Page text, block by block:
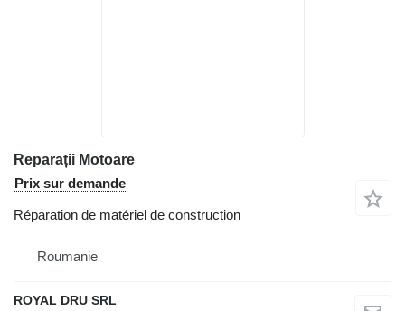
Reparații Motoare
Prix sur demande
Réparation de matériel de construction
Roumanie
ROYAL DRU SRL